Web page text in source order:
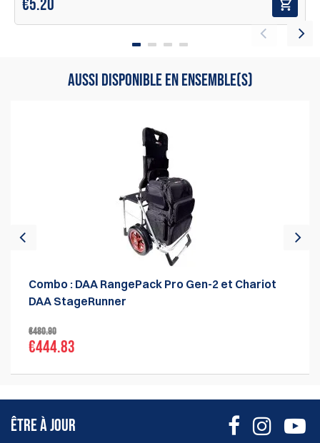
Deux étuis à pistolet de taille normale (avec fermetures
éclair verrouillables et étiquettes de nom amovibles et
Un support pour 6 chargeurs amovible
Un grand sac de collecte de laiton
Deux cadenas à combinaison
Une housse de pluie avec rétention élastique.
Dimensions du compartiment inférieur :
31,75W x 24,10D x 16,50H cm, (12,5Wx 9,5D x 6,5H pouces)
Dimensions globales du RangePack Pro :
4,8 kg (avec accessoires)
€5.20
AUSSI DISPONIBLE EN ENSEMBLE(S)
Combo : DAA RangePack Pro Gen-2 et Chariot
DAA StageRunner
€480.90
€444.83
ÊTRE À JOUR